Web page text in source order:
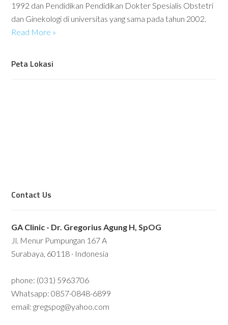
1992 dan Pendidikan Pendidikan Dokter Spesialis Obstetri
dan Ginekologi di universitas yang sama pada tahun 2002.
Read More »
Peta Lokasi
Contact Us
GA Clinic - Dr. Gregorius Agung H, SpOG
Jl. Menur Pumpungan 167 A
Surabaya, 60118 · Indonesia
phone: (031) 5963706
Whatsapp: 0857-0848-6899
email: gregspog@yahoo.com